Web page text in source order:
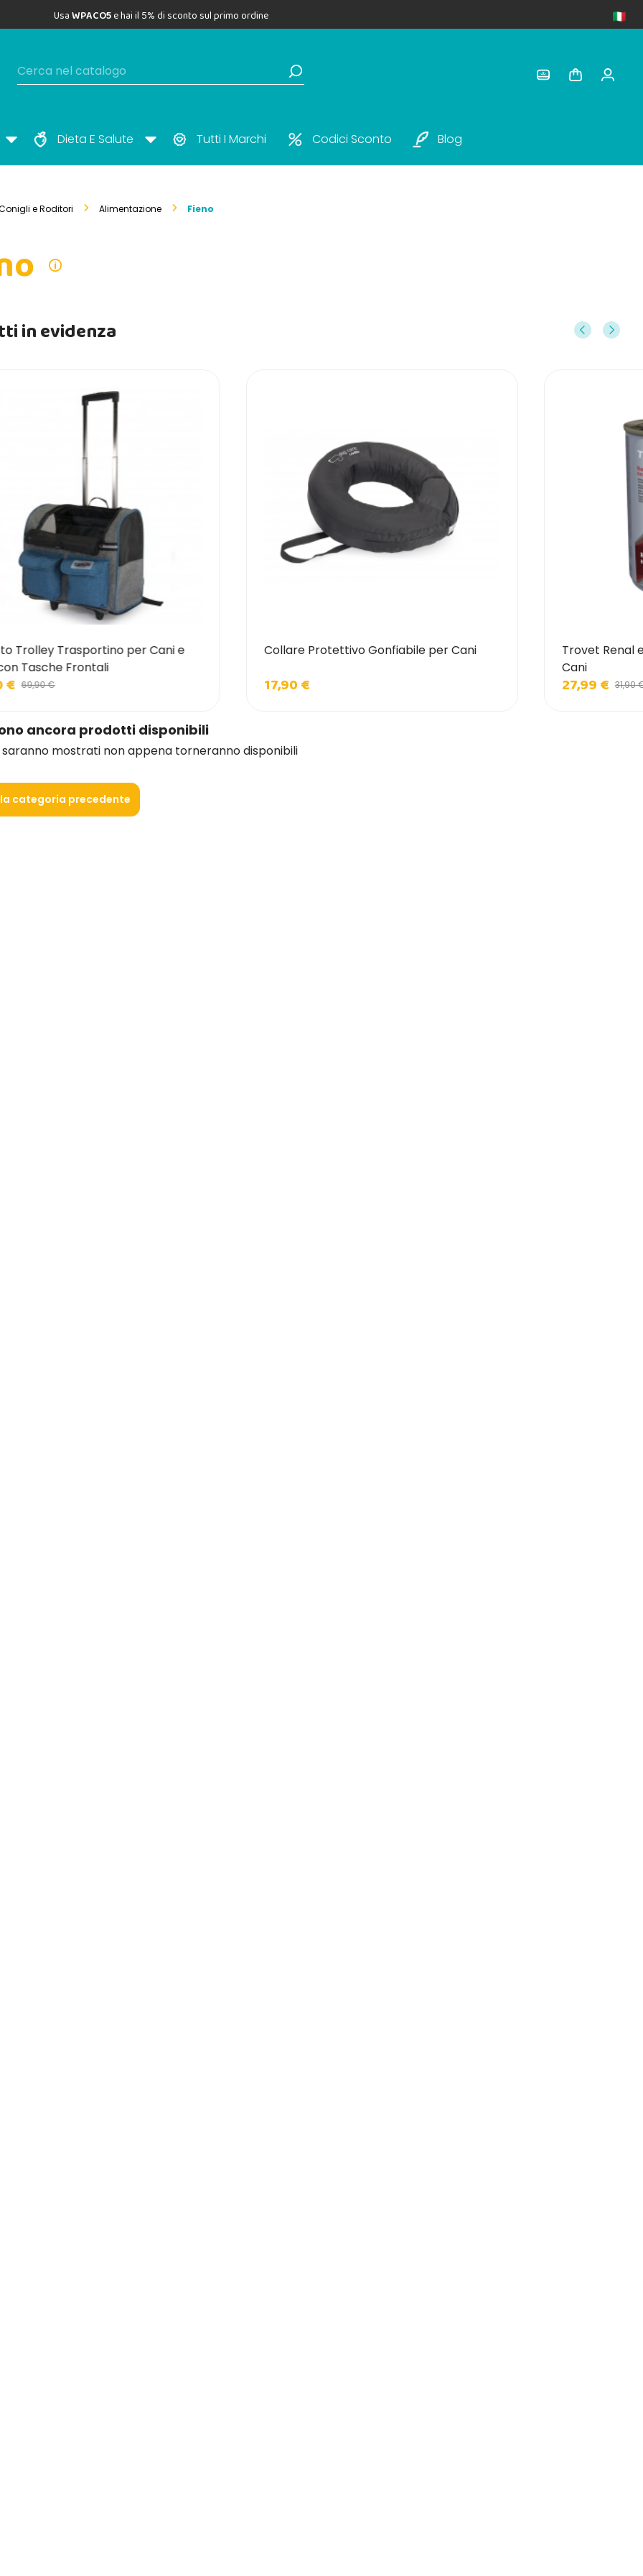
UsaWPACO5e hai il 5% di sconto sul primo ordine
Dieta E Salute Tutti I Marchi Codici Sconto Blog
e Roditori Alimentazione Fieno
in evidenza
Trolley Trasportino per Cani e
Tasche Frontali
€ 69,90 €
Collare Protettivo Gonfiabile per Cani
17,90 €
Trovet Renal
Cani
27,99 € 31,90
ancora prodotti disponibili
mostrati non appena torneranno disponibili
categoria precedente